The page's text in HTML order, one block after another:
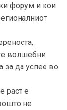
форум и кои
волшебни
за да успее во
раст е
не